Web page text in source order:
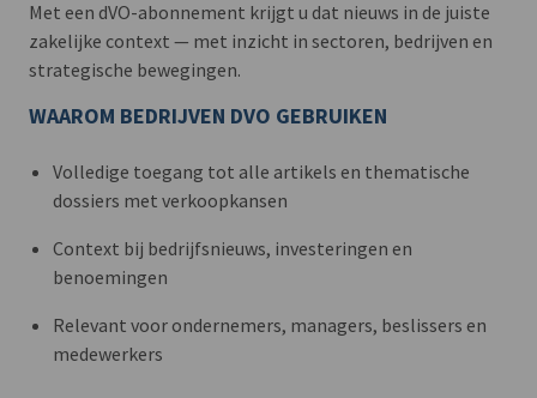
Met een dVO-abonnement krijgt u dat nieuws in de juiste
zakelijke context — met inzicht in sectoren, bedrijven en
strategische bewegingen.
WAAROM BEDRIJVEN DVO GEBRUIKEN
Volledige toegang tot alle artikels en thematische
dossiers met verkoopkansen
Context bij bedrijfsnieuws, investeringen en
benoemingen
Relevant voor ondernemers, managers, beslissers en
medewerkers